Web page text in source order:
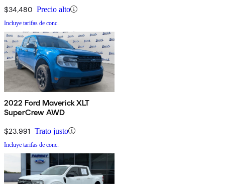
$34,480 Precio alto
Incluye tarifas de conc.
2022 Ford Maverick XLT
SuperCrew AWD
$23,991 Trato justo
Incluye tarifas de conc.